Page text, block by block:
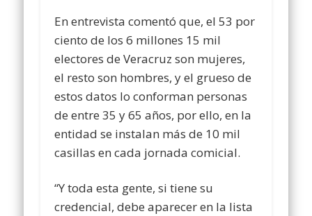
En entrevista comentó que, el 53 por
ciento de los 6 millones 15 mil
electores de Veracruz son mujeres,
el resto son hombres, y el grueso de
estos datos lo conforman personas
de entre 35 y 65 años, por ello, en la
entidad se instalan más de 10 mil
casillas en cada jornada comicial.
“Y toda esta gente, si tiene su
credencial, debe aparecer en la lista